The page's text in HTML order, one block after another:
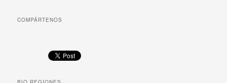
COMPÁRTENOS